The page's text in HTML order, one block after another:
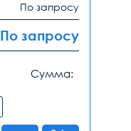
По запросу
По запросу
Сумма: